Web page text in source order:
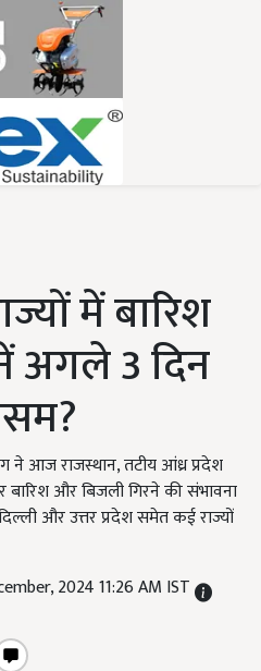
में बारिश
अगले 3 दिन
ने आज राजस्थान, तटीय आंध्र प्रदेश
और बिजली गिरने की संभावना
और उत्तर प्रदेश समेत कई राज्यों
2024 11:26 AM IST